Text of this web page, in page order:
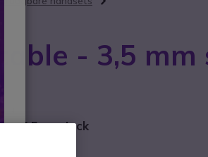
- 3,5
3.5mm Jack